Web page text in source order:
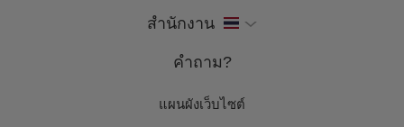
สำนักงาน
คำถาม?
แผนผังเว็บไซต์